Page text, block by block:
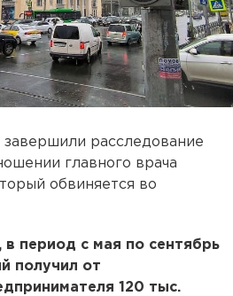
расследование
главного врача
обвиняется во
в период с мая по сентябрь
получил от
120 тыс.